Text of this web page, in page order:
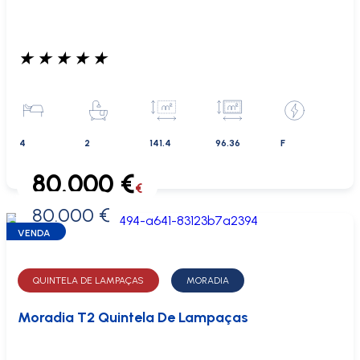
★ ★ ★ ★ ★
4 2 141.4 96.36 F
0 €
80.000 €€
80.000 €
VENDA
QUINTELA DE LAMPAÇAS MORADIA
Moradia T2 Quintela De Lampaças